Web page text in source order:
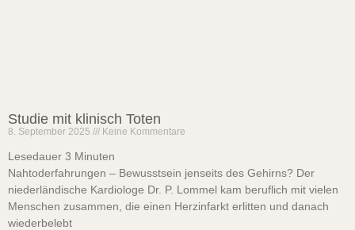
Studie mit klinisch Toten
8. September 2025 Keine Kommentare
Lesedauer 3 Minuten
Nahtoderfahrungen – Bewusstsein jenseits des Gehirns? Der
niederländische Kardiologe Dr. P. Lommel kam beruflich mit vielen
Menschen zusammen, die einen Herzinfarkt erlitten und danach
wiederbelebt